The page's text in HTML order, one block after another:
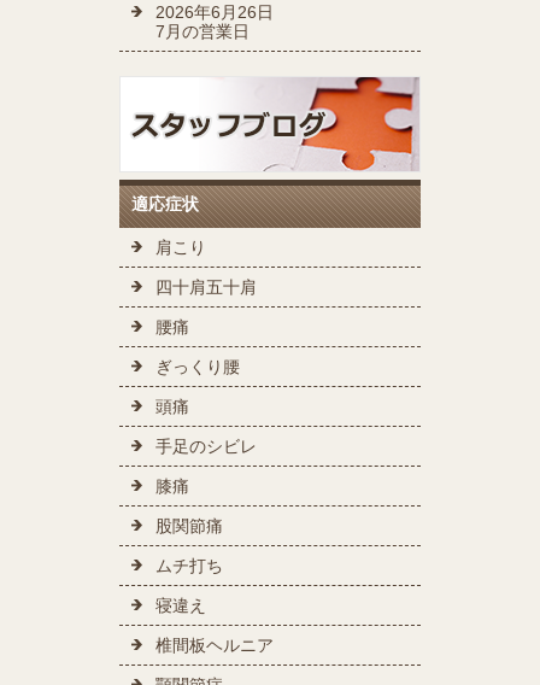
2026年6月26日
7月の営業日
適応症状
肩こり
四十肩五十肩
腰痛
ぎっくり腰
頭痛
手足のシビレ
膝痛
股関節痛
ムチ打ち
寝違え
椎間板ヘルニア